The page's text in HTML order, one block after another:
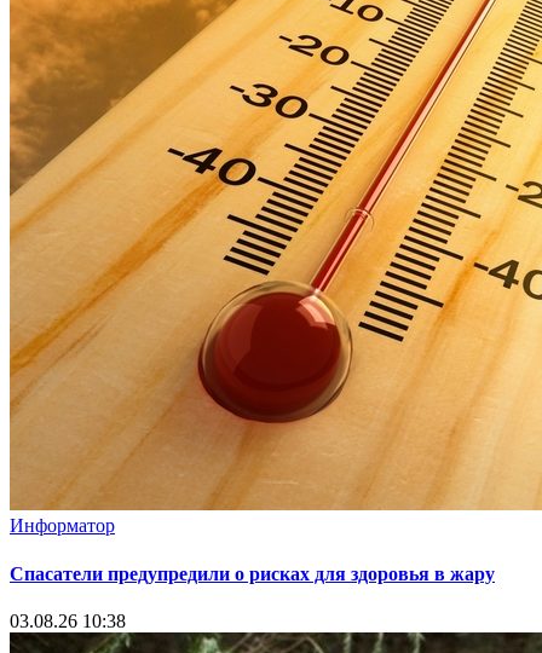
Информатор
Спасатели предупредили о рисках для здоровья в жару
03.08.26 10:38